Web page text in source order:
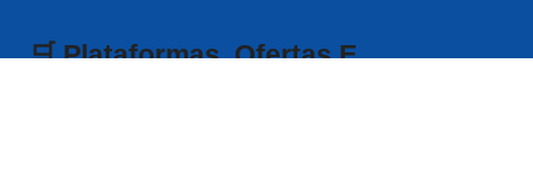
🛒 Plataformas, Ofertas E